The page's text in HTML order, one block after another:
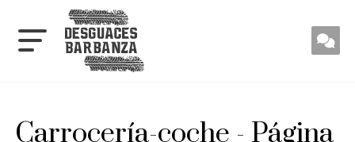
Carrocería-coche - Página